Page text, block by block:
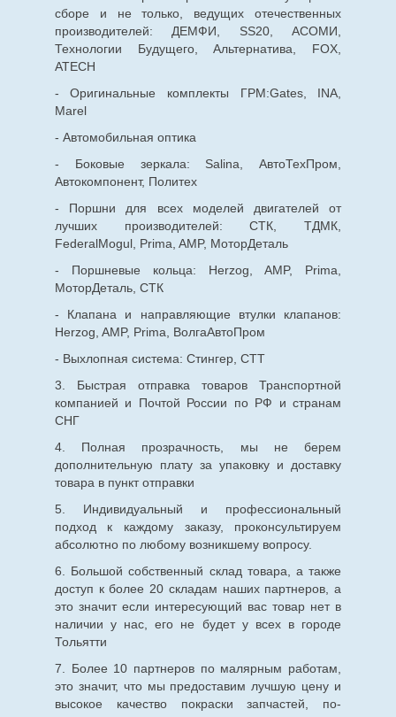
сборе и не только, ведущих отечественных
производителей: ДЕМФИ, SS20, АСОМИ,
Технологии Будущего, Альтернатива, FOX,
ATECH
- Оригинальные комплекты ГРМ:Gates, INA,
Marel
- Автомобильная оптика
- Боковые зеркала: Salina, АвтоТехПром,
Автокомпонент, Политех
- Поршни для всех моделей двигателей от
лучших производителей: СТК, ТДМК,
FederalMogul, Prima, AMP, МоторДеталь
- Поршневые кольца: Herzog, AMP, Prima,
МоторДеталь, СТК
- Клапана и направляющие втулки клапанов:
Herzog, AMP, Prima, ВолгаАвтоПром
- Выхлопная система: Стингер, СТТ
3. Быстрая отправка товаров Транспортной
компанией и Почтой России по РФ и странам
СНГ
4. Полная прозрачность, мы не берем
дополнительную плату за упаковку и доставку
товара в пункт отправки
5. Индивидуальный и профессиональный
подход к каждому заказу, проконсультируем
абсолютно по любому возникшему вопросу.
6. Большой собственный склад товара, а также
доступ к более 20 складам наших партнеров, а
это значит если интересующий вас товар нет в
наличии у нас, его не будет у всех в городе
Тольятти
7. Более 10 партнеров по малярным работам,
это значит, что мы предоставим лучшую цену и
высокое качество покраски запчастей, по-